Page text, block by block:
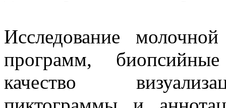
Исследование
программ,
качество